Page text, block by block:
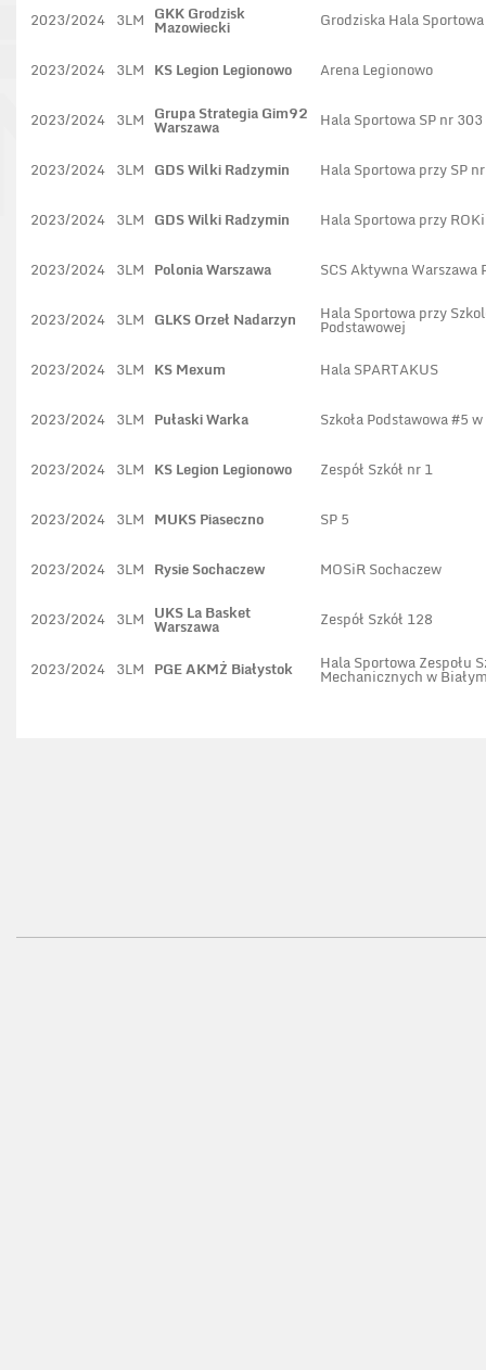
2023/2024 3LM GKK Grodzisk
Mazowiecki Grodziska Hala Sportowa
2023/2024 3LM KS Legion Legionowo Arena Legionowo
2023/2024 3LM Grupa Strategia Gim92
Warszawa Hala Sportowa SP nr 303
2023/2024 3LM GDS Wilki Radzymin Hala Sportowa przy SP
2023/2024 3LM GDS Wilki Radzymin Hala Sportowa przy
2023/2024 3LM Polonia Warszawa SCS Aktywna Warszawa
2023/2024 3LM GLKS Orzeł Nadarzyn Hala Sportowa przy
Podstawowej
2023/2024 3LM KS Mexum Hala SPARTAKUS
2023/2024 3LM Pułaski Warka Szkoła Podstawowa #5
2023/2024 3LM KS Legion Legionowo Zespół Szkół nr 1
2023/2024 3LM MUKS Piaseczno SP 5
2023/2024 3LM Rysie Sochaczew MOSiR Sochaczew
2023/2024 3LM UKS La Basket
Warszawa Zespół Szkół 128
2023/2024 3LM PGE AKMŻ Białystok Hala Sportowa Zespołu
Mechanicznych w